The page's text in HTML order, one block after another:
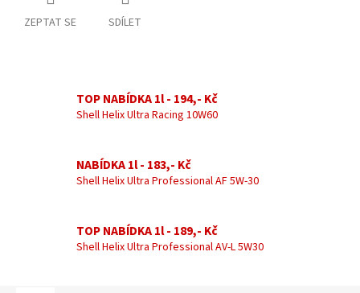
ZEPTAT SE SDÍLET
TOP NABÍDKA 1l - 194,- Kč
Shell Helix Ultra Racing 10W60
NABÍDKA 1l - 183,- Kč
Shell Helix Ultra Professional AF 5W-30
TOP NABÍDKA 1l - 189,- Kč
Shell Helix Ultra Professional AV-L 5W30